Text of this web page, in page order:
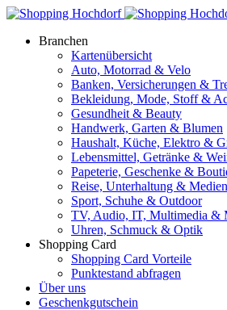
Branchen
Kartenübersicht
Auto, Motorrad & Velo
Banken, Versicherungen &
Bekleidung, Mode, Stoff &
Gesundheit & Beauty
Handwerk, Garten & Blumen
Haushalt, Küche, Elektro &
Lebensmittel, Getränke &
Papeterie, Geschenke &
Reise, Unterhaltung & Medien
Sport, Schuhe & Outdoor
TV, Audio, IT, Multimedia &
Uhren, Schmuck & Optik
Shopping Card
Shopping Card Vorteile
Punktestand abfragen
Über uns
Geschenkgutschein